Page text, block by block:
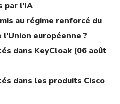
par l’IA
au régime renforcé du
européenne ?
dans KeyCloak (06 août
dans les produits Cisco